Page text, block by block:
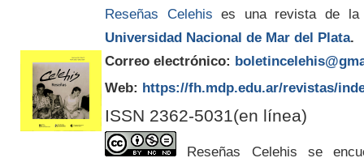
Reseñas Celehis es una revista de la
Universidad Nacional de Mar del Plata.
Correo electrónico:
Web: https://fh.mdp.edu.ar/revistas/
ISSN 2362-5031(en línea)
Reseñas Celehis se